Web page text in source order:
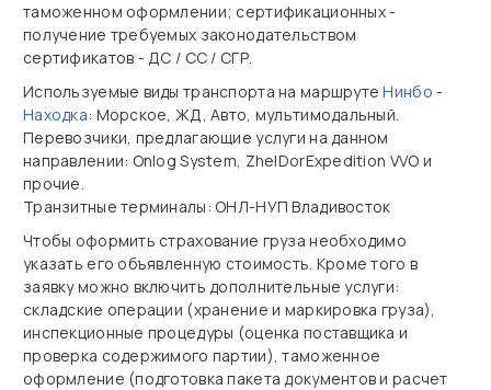
таможенном оформлении; сертификационных -
получение требуемых законодательством
сертификатов - ДС / СС / СГР.
Используемые виды транспорта на маршрутеНинбо -
Находка: Морское, ЖД, Авто, мультимодальный.
Перевозчики, предлагающие услуги на данном
направлении: Onlog System, ZhelDorExpedition VVO и
прочие.
Транзитные терминалы: ОНЛ-НУП Владивосток
Чтобы оформить страхование груза необходимо
указать его объявленную стоимость. Кроме того в
заявку можно включить дополнительные услуги:
складские операции (хранение и маркировка груза),
инспекционные процедуры (оценка поставщика и
проверка содержимого партии), таможенное
оформление (подготовка пакета документов и расчет